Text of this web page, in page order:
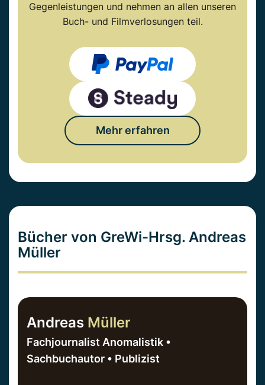
Gegenleistungen und nehmen an allen unseren
Buch- und Filmverlosungen teil.
Mehr erfahren
Bücher von GreWi-Hrsg. Andreas
Müller
Andreas Müller
Fachjournalist Anomalistik •
Sachbuchautor • Publizist